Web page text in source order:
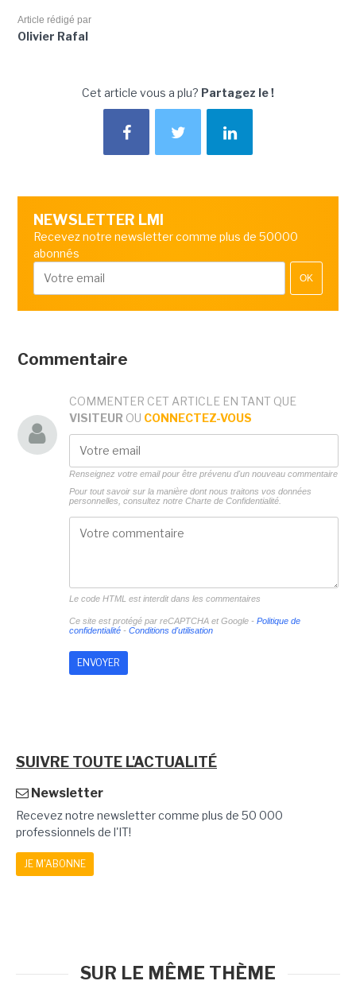
Article rédigé par
Olivier Rafal
Cet article vous a plu? Partagez le !
NEWSLETTER LMI
Recevez notre newsletter comme plus de 50000
abonnés
OK
Commentaire
COMMENTER CET ARTICLE EN TANT QUE
VISITEUR OU CONNECTEZ-VOUS
Renseignez votre email pour être prévenu d'un nouveau commentaire
Pour tout savoir sur la manière dont nous traitons vos données
personnelles, consultez notre Charte de Confidentialité.
Le code HTML est interdit dans les commentaires
Ce site est protégé par reCAPTCHA et Google - Politique de
confidentialité- Conditions d'utilisation
SUIVRE TOUTE L'ACTUALITÉ
Newsletter
Recevez notre newsletter comme plus de 50 000
professionnels de l'IT!
JE M'ABONNE
SUR LE MÊME THÈME